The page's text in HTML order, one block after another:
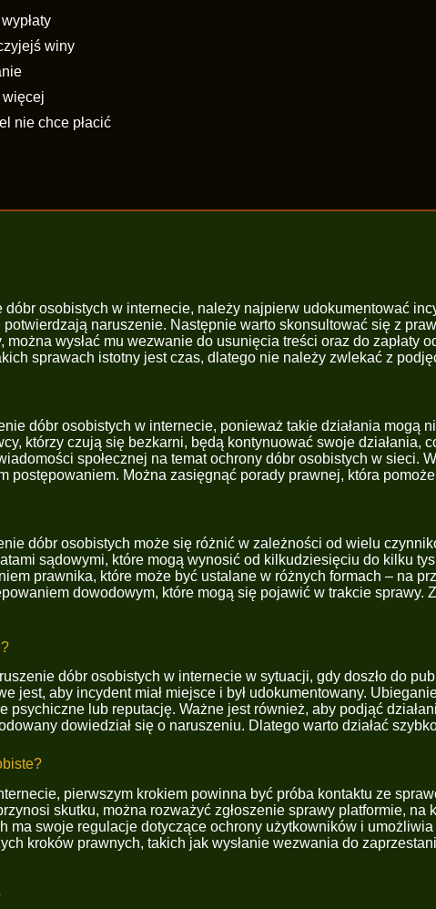
winy
nie chce płacić
osobistych w internecie, należy najpierw udokumentować
potwierdzają naruszenie. Następnie warto skonsultować się z
wysłać mu wezwanie do usunięcia treści oraz do
sprawach istotny jest czas, dlatego nie należy zwlekać z
dóbr osobistych w internecie, ponieważ takie działania mogą
którzy czują się bezkarni, będą kontynuować swoje
społecznej na temat ochrony dóbr osobistych w sieci.
postępowaniem. Można zasięgnąć porady prawnej, która
dóbr osobistych może się różnić w zależności od wielu
sądowymi, które mogą wynosić od kilkudziesięciu do kilku
prawnika, które może być ustalane w różnych formach – na
dowodowym, które mogą się pojawić w trakcie
dóbr osobistych w internecie w sytuacji, gdy doszło do
jest, aby incydent miał miejsce i był udokumentowany.
psychiczne lub reputację. Ważne jest również, aby podjąć
dowiedział się o naruszeniu. Dlatego warto działać
pierwszym krokiem powinna być próba kontaktu ze
skutku, można rozważyć zgłoszenie sprawy platformie,
ma swoje regulacje dotyczące ochrony użytkowników i
kroków prawnych, takich jak wysłanie wezwania do